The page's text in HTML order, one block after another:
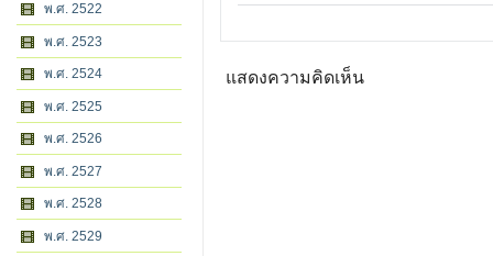
พ.ศ. 2522
พ.ศ. 2523
พ.ศ. 2524
พ.ศ. 2525
พ.ศ. 2526
พ.ศ. 2527
พ.ศ. 2528
พ.ศ. 2529
แสดงความคิดเห็น